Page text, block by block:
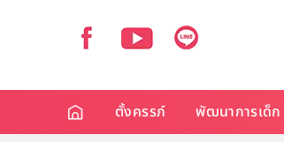
ตั้งครรภ์ พัฒนาการเด็ก